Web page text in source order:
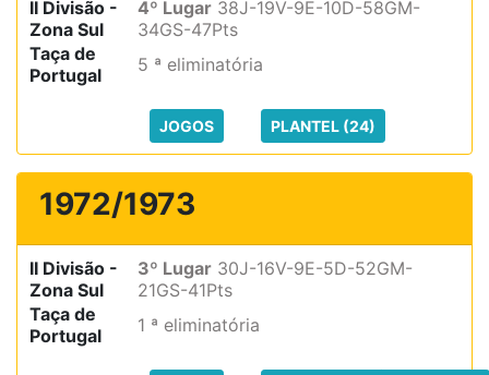
II Divisão -
Zona Sul
4º Lugar 38J-19V-9E-10D-58GM-
34GS-47Pts
Taça de
Portugal
5 ª eliminatória
JOGOS PLANTEL (24)
1972/1973
II Divisão -
Zona Sul
3º Lugar 30J-16V-9E-5D-52GM-
21GS-41Pts
Taça de
Portugal
1 ª eliminatória